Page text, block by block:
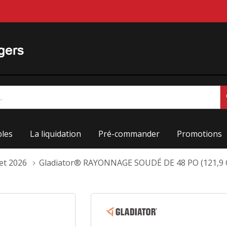
La liquidation Pré-commander Promotions
2026 Gladiator® RAYONNAGE SOUDÉ DE 48 PO (121,9